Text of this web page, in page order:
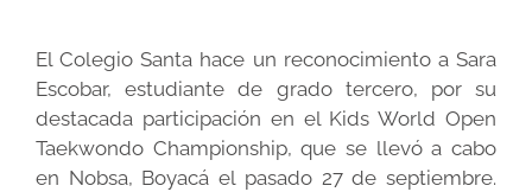
El Colegio Santa hace un reconocimiento a Sara
Escobar, estudiante de grado tercero, por su
destacada participación en el Kids World Open
Taekwondo Championship, que se llevó a cabo
en Nobsa, Boyacá el pasado 27 de septiembre.